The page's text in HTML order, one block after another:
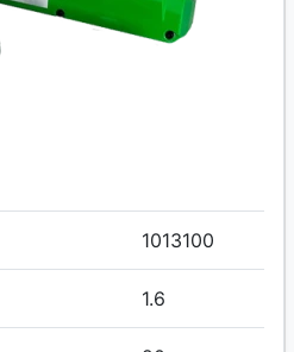
1013100
1.6